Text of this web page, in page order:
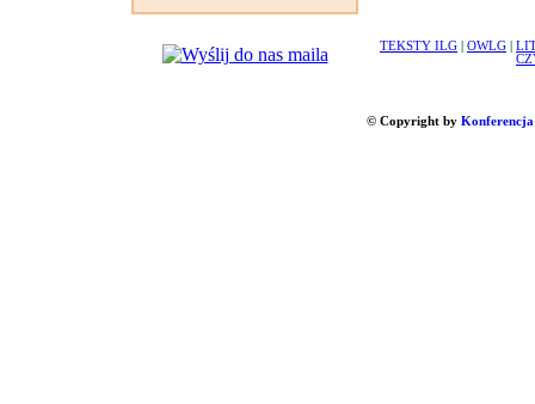
TEKSTY ILG OWLG
© Copyright by Konferencja